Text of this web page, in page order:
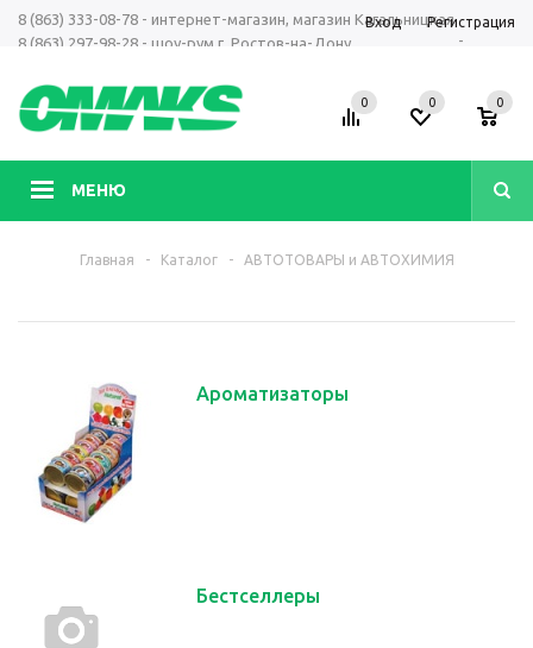
8 (863) 333-08-78 - интернет-магазин, магазин Кагальницкая
8 (863) 297-98-28 - шоу-рум г. Ростов-на-Дону
-
Вход Регистрация
МЕНЮ
0 0 0
Главная - Каталог - АВТОТОВАРЫ и АВТОХИМИЯ
Ароматизаторы
Бестселлеры